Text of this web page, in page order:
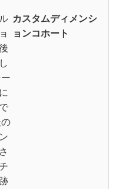
カスタムディメンシ
ョンコホート